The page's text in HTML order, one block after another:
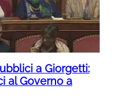
a Giorgetti:
al Governo a